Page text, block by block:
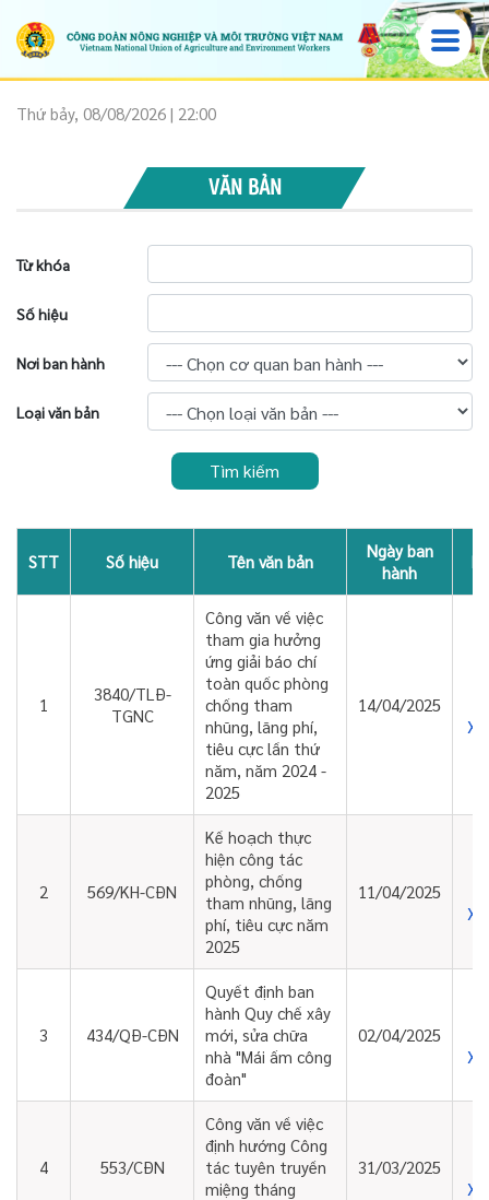
Thứ bảy, 08/08/2026 | 22:00
VĂN BẢN
Từ khóa
Số hiệu
Nơi ban hành
Loại văn bản
Tìm kiếm
STT Số hiệu Tên văn bản
Ngày ban
hành
1
3840/TLĐ-
TGNC
Công văn về việc
tham gia hưởng
ứng giải báo chí
toàn quốc phòng
chống tham
nhũng, lãng phí,
tiêu cực lần thứ
năm, năm 2024 -
2025
14/04/2025
2 569/KH-CĐN
Kế hoạch thực
hiện công tác
phòng, chống
tham nhũng, lãng
phí, tiêu cực năm
2025
11/04/2025
3 434/QĐ-CĐN
Quyết định ban
hành Quy chế xây
mới, sửa chữa
nhà "Mái ấm công
đoàn"
02/04/2025
4 553/CĐN
Công văn về việc
định hướng Công
tác tuyên truyền
miệng tháng
31/03/2025